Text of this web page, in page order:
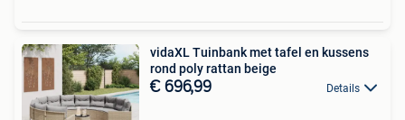
vidaXL Tuinbank met tafel en kussens
rond poly rattan beige
€ 696,99 Details